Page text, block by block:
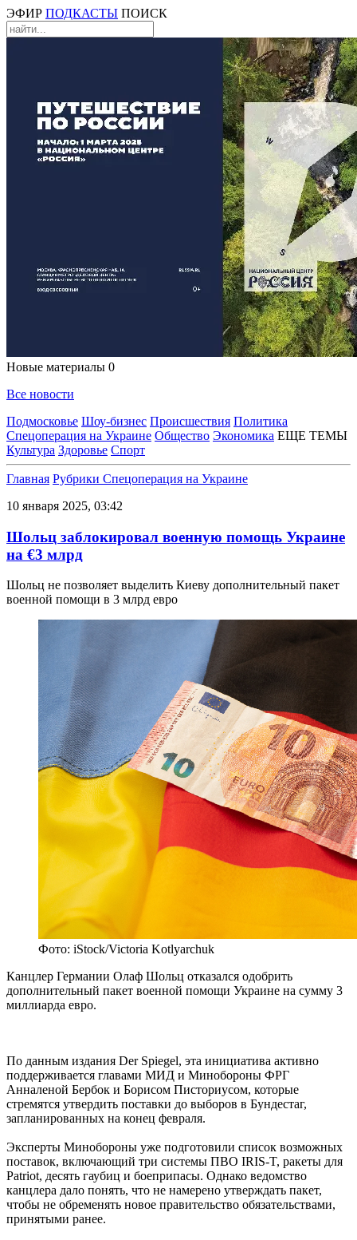
ЭФИР ПОДКАСТЫ ПОИСК
Новые материалы 0
Все новости
Подмосковье Шоу-бизнес Происшествия Политика
Спецоперация на Украине Общество Экономика ЕЩЕ ТЕМЫ
Культура Здоровье Спорт
Главная Рубрики Спецоперация на Украине
10 января 2025, 03:42
Шольц заблокировал военную помощь Украине
на €3 млрд
Шольц не позволяет выделить Киеву дополнительный пакет
военной помощи в 3 млрд евро
Фото: iStock/Victoria Kotlyarchuk
Канцлер Германии Олаф Шольц отказался одобрить
дополнительный пакет военной помощи Украине на сумму 3
миллиарда евро.
По данным издания Der Spiegel, эта инициатива активно
поддерживается главами МИД и Минобороны ФРГ
Анналеной Бербок и Борисом Писториусом, которые
стремятся утвердить поставки до выборов в Бундестаг,
запланированных на конец февраля.
Эксперты Минобороны уже подготовили список возможных
поставок, включающий три системы ПВО IRIS-T, ракеты для
Patriot, десять гаубиц и боеприпасы. Однако ведомство
канцлера дало понять, что не намерено утверждать пакет,
чтобы не обременять новое правительство обязательствами,
принятыми ранее.